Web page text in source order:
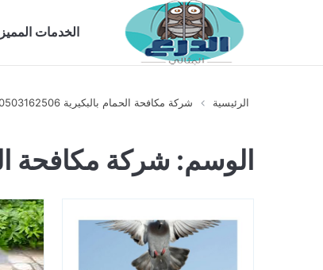
الخدمات
الرئيسية شركة مكافحة الحمام بالبكيرية 0503162506
الوسم: شركة مكافحة